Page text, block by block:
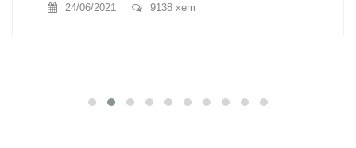
24/06/2021
9138 xem